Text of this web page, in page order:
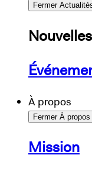
Fermer
Nouvelles
À propos
Fermer À propos
Mission